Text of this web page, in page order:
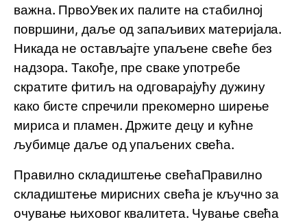
важна. ПрвоУвек их палите на стабилној
површини, даље од запаљивих материјала.
Никада не остављајте упаљене свеће без
надзора. Такође, пре сваке употребе
скратите фитиљ на одговарајућу дужину
како бисте спречили прекомерно ширење
мириса и пламен. Држите децу и кућне
љубимце даље од упаљених свећа.
Правилно складиштење свећаПравилно
складиштење мирисних свећа је кључно за
очување њиховог квалитета. Чување свећа